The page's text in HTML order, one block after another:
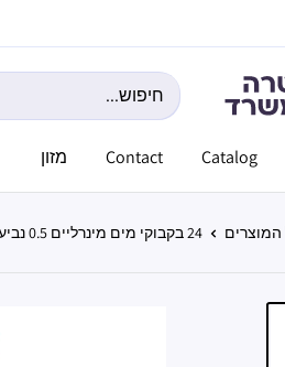
Catalog
Contact מזון
המוצרים 24 בקבוקי מים מינרליים 0.5 נביעות